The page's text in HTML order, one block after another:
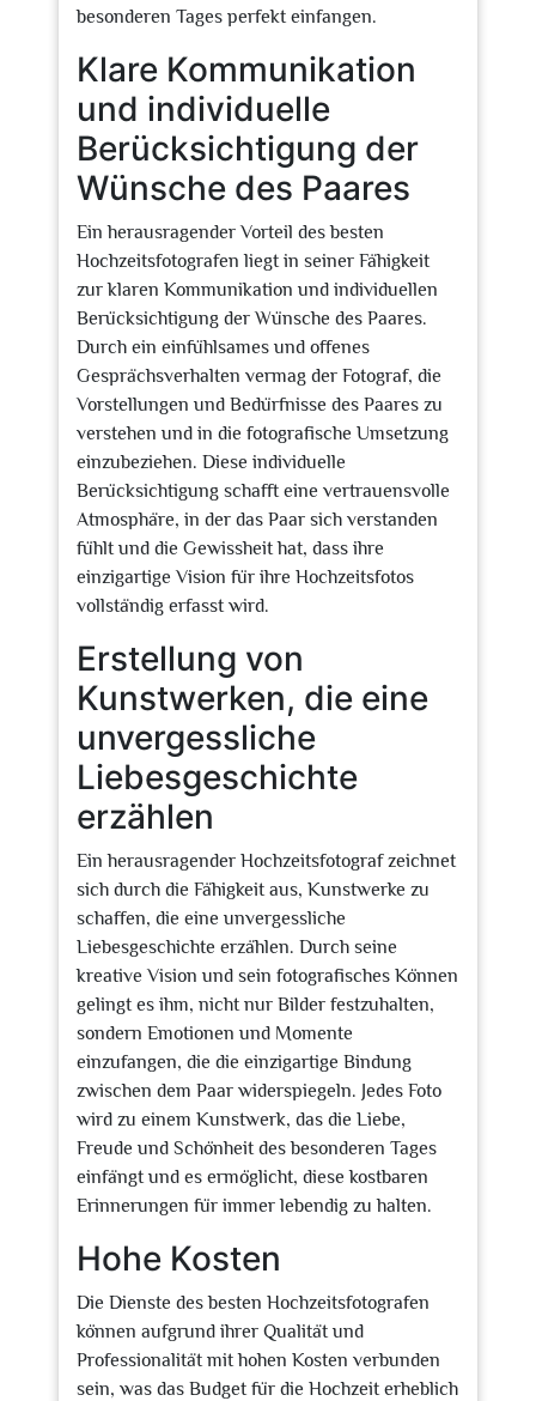
besonderen Tages perfekt einfangen.
Klare Kommunikation
und individuelle
Berücksichtigung der
Wünsche des Paares
Ein herausragender Vorteil des besten
Hochzeitsfotografen liegt in seiner Fähigkeit
zur klaren Kommunikation und individuellen
Berücksichtigung der Wünsche des Paares.
Durch ein einfühlsames und offenes
Gesprächsverhalten vermag der Fotograf, die
Vorstellungen und Bedürfnisse des Paares zu
verstehen und in die fotografische Umsetzung
einzubeziehen. Diese individuelle
Berücksichtigung schafft eine vertrauensvolle
Atmosphäre, in der das Paar sich verstanden
fühlt und die Gewissheit hat, dass ihre
einzigartige Vision für ihre Hochzeitsfotos
vollständig erfasst wird.
Erstellung von
Kunstwerken, die eine
unvergessliche
Liebesgeschichte
erzählen
Ein herausragender Hochzeitsfotograf zeichnet
sich durch die Fähigkeit aus, Kunstwerke zu
schaffen, die eine unvergessliche
Liebesgeschichte erzählen. Durch seine
kreative Vision und sein fotografisches Können
gelingt es ihm, nicht nur Bilder festzuhalten,
sondern Emotionen und Momente
einzufangen, die die einzigartige Bindung
zwischen dem Paar widerspiegeln. Jedes Foto
wird zu einem Kunstwerk, das die Liebe,
Freude und Schönheit des besonderen Tages
einfängt und es ermöglicht, diese kostbaren
Erinnerungen für immer lebendig zu halten.
Hohe Kosten
Die Dienste des besten Hochzeitsfotografen
können aufgrund ihrer Qualität und
Professionalität mit hohen Kosten verbunden
sein, was das Budget für die Hochzeit erheblich